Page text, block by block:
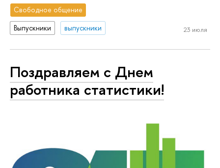
Свободное общение
Выпускники
выпускники 23 июля
Поздравляем с Днем
работника статистики!